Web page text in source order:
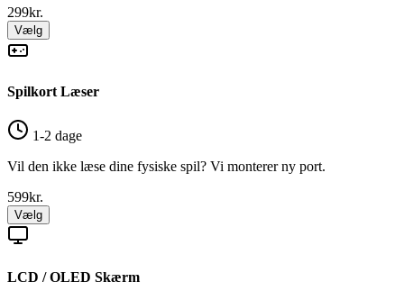
299kr.
Vælg
Spilkort Læser
1-2 dage
Vil den ikke læse dine fysiske spil? Vi monterer ny port.
599kr.
Vælg
LCD / OLED Skærm